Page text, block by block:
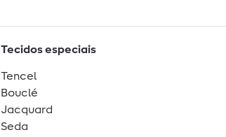
Tecidos especiais
Tencel
Bouclé
Jacquard
Seda